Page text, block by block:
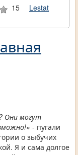
15
Lestat
Они могут
- пугали
о зыбучих
Я и сама долгое